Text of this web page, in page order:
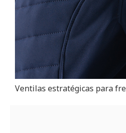
Ventilas estratégicas para